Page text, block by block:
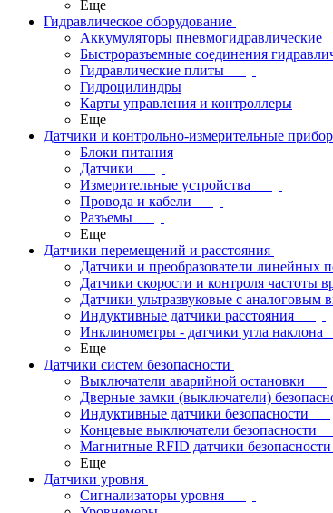
Еще
Гидравлическое оборудование
Аккумуляторы пневмогидравлические
Быстроразъемные соединения
Гидравлические плиты
Гидроцилиндры
Карты управления и контроллеры
Еще
Датчики и контрольно-измерительные
Блоки питания
Датчики
Измерительные устройства
Провода и кабели
Разъемы
Еще
Датчики перемещений и расстояния
Датчики и преобразователи линейных
Датчики скорости и контроля частоты
Датчики ультразвуковые с аналоговым
Индуктивные датчики расстояния
Инклинометры - датчики угла наклона
Еще
Датчики систем безопасности
Выключатели аварийной остановки
Дверные замки (выключатели)
Индуктивные датчики безопасности
Концевые выключатели безопасности
Магнитные RFID датчики безопасности
Еще
Датчики уровня
Сигнализаторы уровня